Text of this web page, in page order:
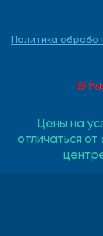
Политика
Цены на
отличаться от